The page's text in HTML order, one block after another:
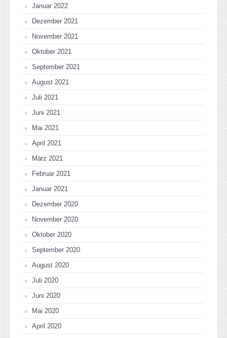
Januar 2022
Dezember 2021
November 2021
Oktober 2021
September 2021
August 2021
Juli 2021
Juni 2021
Mai 2021
April 2021
März 2021
Februar 2021
Januar 2021
Dezember 2020
November 2020
Oktober 2020
September 2020
August 2020
Juli 2020
Juni 2020
Mai 2020
April 2020